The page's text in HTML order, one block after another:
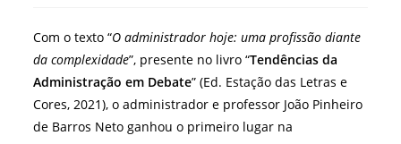
Com o texto “O administrador hoje: uma profissão diante
da complexidade”, presente no livro “Tendências da
Administração em Debate” (Ed. Estação das Letras e
Cores, 2021), o administrador e professor João Pinheiro
de Barros Neto ganhou o primeiro lugar na